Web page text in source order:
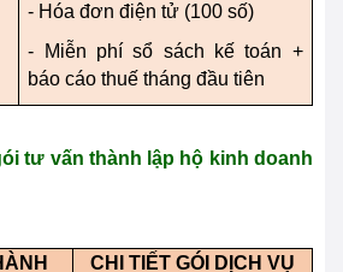
- Hóa đơn điện tử (100 số)
- Miễn phí sổ sách kế toán +
báo cáo thuế tháng đầu tiên
tư vấn thành lập hộ kinh doanh
CHI TIẾT GÓI DỊCH VỤ